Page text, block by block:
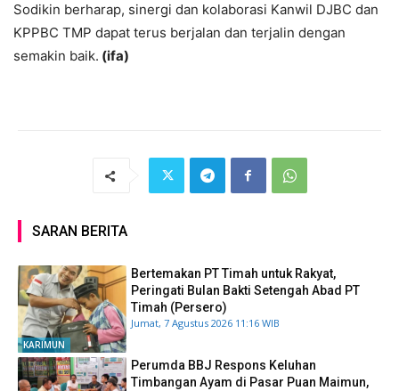
Sodikin berharap, sinergi dan kolaborasi Kanwil DJBC dan
KPPBC TMP dapat terus berjalan dan terjalin dengan
semakin baik. (ifa)
SARAN BERITA
KARIMUN
Bertemakan PT Timah untuk Rakyat,
Peringati Bulan Bakti Setengah Abad PT
Timah (Persero)
Jumat, 7 Agustus 2026 11:16 WIB
Perumda BBJ Respons Keluhan
Timbangan Ayam di Pasar Puan Maimun,